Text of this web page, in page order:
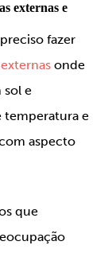
externas e
fazer
onde
sol e
temperatura e
aspecto
que